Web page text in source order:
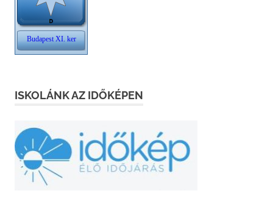
ISKOLÁNK AZ IDŐKÉPEN